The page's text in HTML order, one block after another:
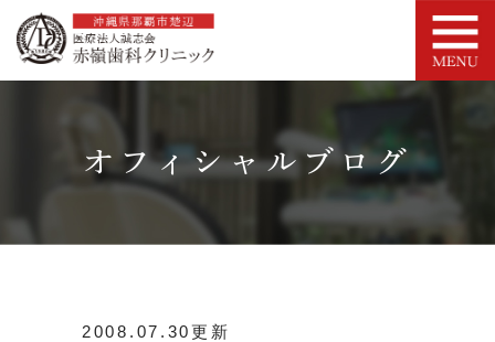
オフィシャルブログ
2008.07.30更新